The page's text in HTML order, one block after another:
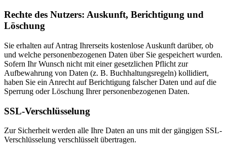
Rechte des Nutzers: Auskunft, Berichtigung und
Löschung
Sie erhalten auf Antrag Ihrerseits kostenlose Auskunft darüber, ob
und welche personenbezogenen Daten über Sie gespeichert wurden.
Sofern Ihr Wunsch nicht mit einer gesetzlichen Pflicht zur
Aufbewahrung von Daten (z. B. Buchhaltungsregeln) kollidiert,
haben Sie ein Anrecht auf Berichtigung falscher Daten und auf die
Sperrung oder Löschung Ihrer personenbezogenen Daten.
SSL-Verschlüsselung
Zur Sicherheit werden alle Ihre Daten an uns mit der gängigen SSL-
Verschlüsselung verschlüsselt übertragen.